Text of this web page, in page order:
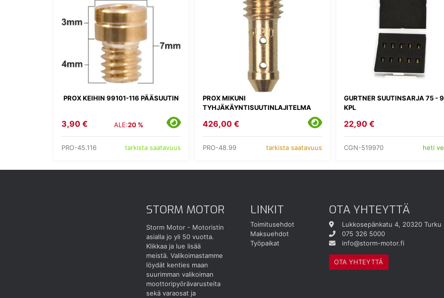
PROX KEIHIN 99101-116 PÄÄSUUTIN
3,90 € ALE:20 %
PRO-45.116 tarkista saatavuus
PROX MIKUNI
TYHJÄKÄYNTISUUTINLAJITELMA
426,00 €
PRO-48.99 tarkista saatavuus
GURTNER SUUTINSARJA 75 -
KPL
22,90 €
CGN-519970 heti
STORM MOTOR
Storm Motor - Motoristin
asialla jo yli 50 vuotta.
Klikkaa ja lue lisää
meistä. Valikoimastamme
löydät kenties maan
suurimman valikoiman
moottoripyörävarusteita
sekä varaosat ja
LINKIT
Toimitusehdot
Maksuehdot
Työpaikat
OTA YHTEYTTÄ
Lukkosepänkatu 4, 20320 Turku
075 326 5000
info@storm-motor.fi
OTA YHTEYTTÄ